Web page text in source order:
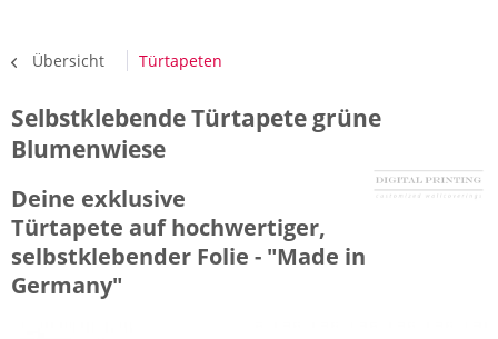
Übersicht Türtapeten
Selbstklebende Türtapete grüne
Blumenwiese
Deine exklusive
Türtapete auf hochwertiger,
selbstklebender Folie - "Made in
Germany"